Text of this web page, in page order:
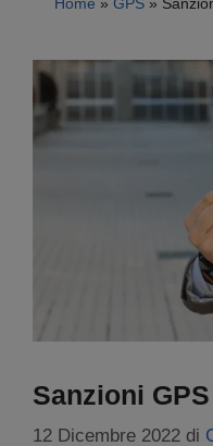
Sanzioni GPS
12 Dicembre 2022 di